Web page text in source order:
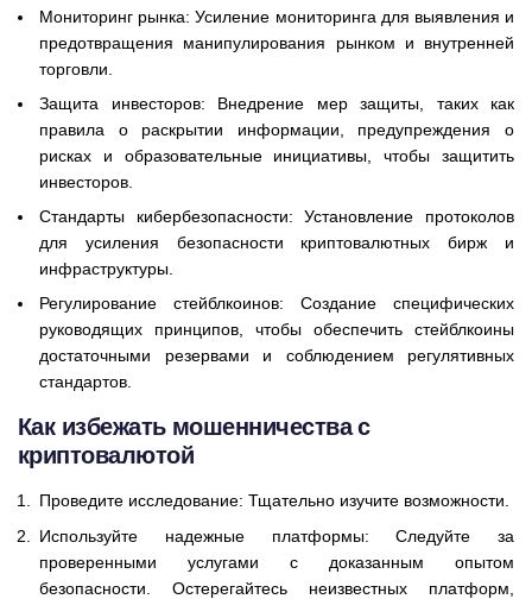
Мониторинг рынка: Усиление мониторинга для выявления и
предотвращения манипулирования рынком и внутренней
торговли.
Защита инвесторов: Внедрение мер защиты, таких как
правила о раскрытии информации, предупреждения о
рисках и образовательные инициативы, чтобы защитить
инвесторов.
Стандарты кибербезопасности: Установление протоколов
для усиления безопасности криптовалютных бирж и
инфраструктуры.
Регулирование стейблкоинов: Создание специфических
руководящих принципов, чтобы обеспечить стейблкоины
достаточными резервами и соблюдением регулятивных
стандартов.
Как избежать мошенничества с
криптовалютой
Проведите исследование: Тщательно изучите возможности.
Используйте надежные платформы: Следуйте за
проверенными услугами с доказанным опытом
безопасности. Остерегайтесь неизвестных платформ,